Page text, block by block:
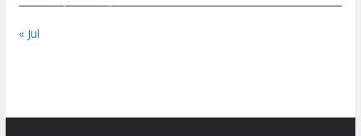
« Jul